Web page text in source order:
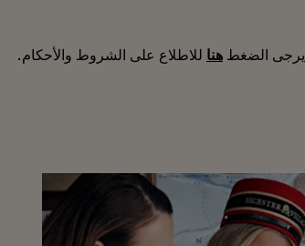
يرجى الضغط هنا للاطلاع على الشروط والأحكام.